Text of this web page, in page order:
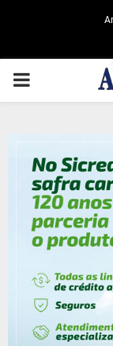
PRIMARY